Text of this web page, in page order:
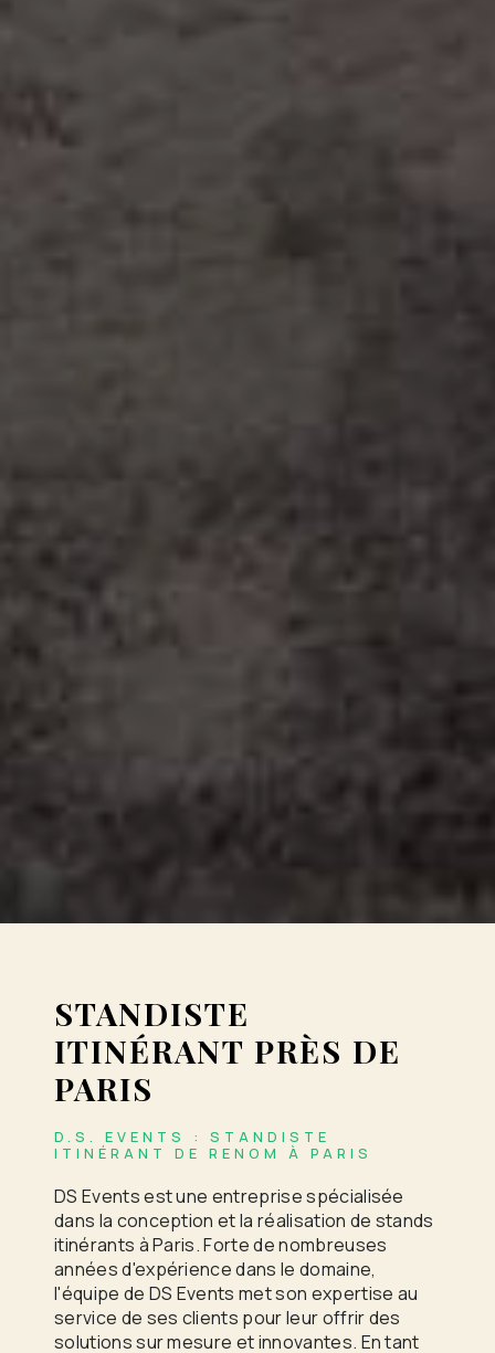
STANDISTE
ITINÉRANT PRÈS DE
PARIS
D.S. EVENTS : STANDISTE
ITINÉRANT DE RENOM À PARIS
DS Events est une entreprise spécialisée
dans la conception et la réalisation de stands
itinérants à Paris. Forte de nombreuses
années d'expérience dans le domaine,
l'équipe de DS Events met son expertise au
service de ses clients pour leur offrir des
solutions sur mesure et innovantes. En tant